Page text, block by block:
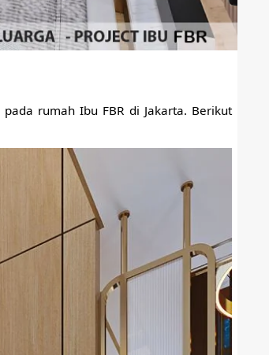
pada rumah Ibu FBR di Jakarta. Berikut